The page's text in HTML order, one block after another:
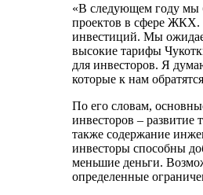
«В следующем году мы
проектов в сфере ЖКХ.
инвестиций. Мы
высокие тарифы
для инвесторов. Я
которые к нам
По его словам,
инвесторов – развитие
также содержание
инвесторы способны
меньшие деньги.
определенные